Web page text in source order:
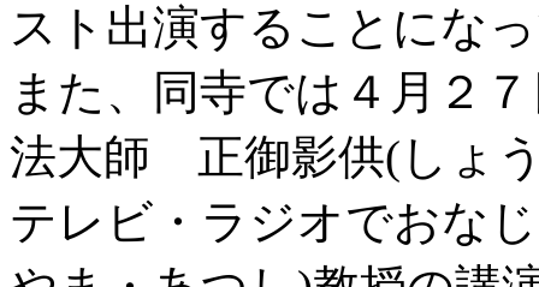
スト出演することにな
また、同寺では４月２
法大師 正御影供(しょ
テレビ・ラジオでおな